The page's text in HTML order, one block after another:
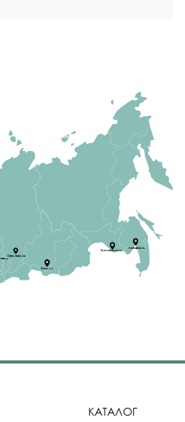
КАТАЛОГ